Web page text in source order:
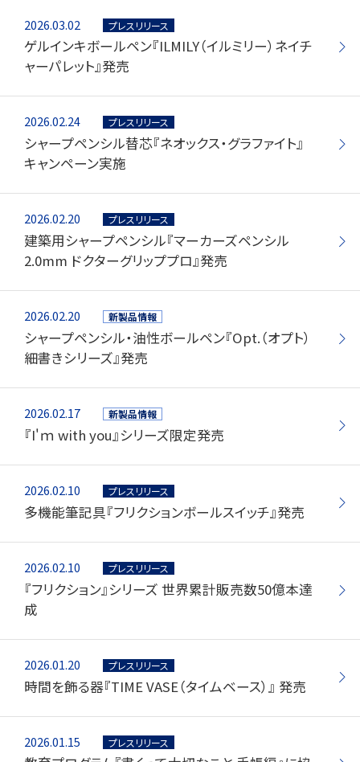
2026.03.02 プレスリリース
ゲルインキボールペン『ILMILY（イルミリー）ネイチ
ャーパレット』発売
2026.02.24 プレスリリース
シャープペンシル替芯『ネオックス・グラファイト』
キャンペーン実施
2026.02.20 プレスリリース
建築用シャープペンシル『マーカーズペンシル
2.0mm ドクターグリッププロ』発売
2026.02.20 新製品情報
シャープペンシル・油性ボールペン『Opt.（オプト）
細書きシリーズ』発売
2026.02.17 新製品情報
『I'ｍ with you』シリーズ限定発売
2026.02.10 プレスリリース
多機能筆記具『フリクションボールスイッチ』発売
2026.02.10 プレスリリース
『フリクション』シリーズ 世界累計販売数50億本達
成
2026.01.20 プレスリリース
時間を飾る器『TIME VASE（タイムベース）』 発売
2026.01.15 プレスリリース